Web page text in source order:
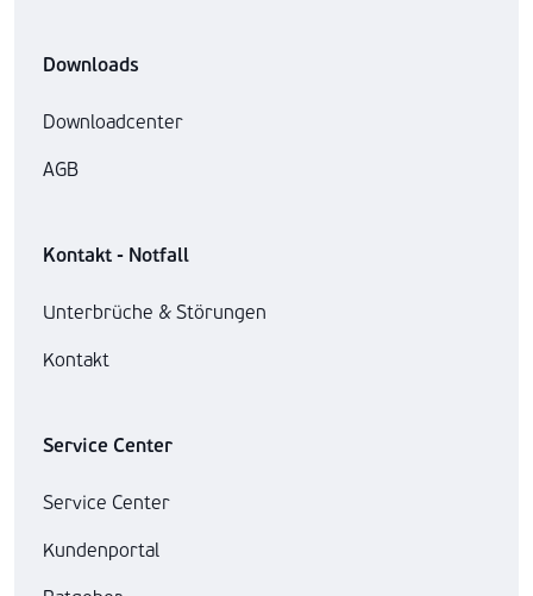
Downloads
Downloadcenter
AGB
Kontakt - Notfall
Unterbrüche & Störungen
Kontakt
Service Center
Service Center
Kundenportal